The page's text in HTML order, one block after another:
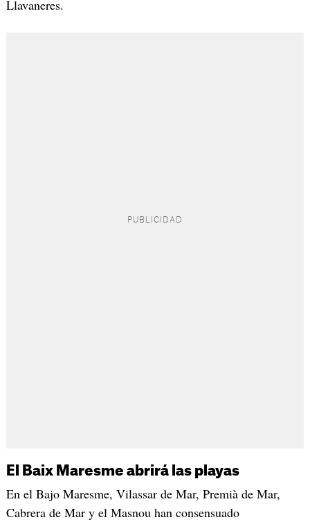
Llavaneres.
El Baix Maresme abrirá las playas
En el Bajo Maresme, Vilassar de Mar, Premià de Mar,
Cabrera de Mar y el Masnou han consensuado